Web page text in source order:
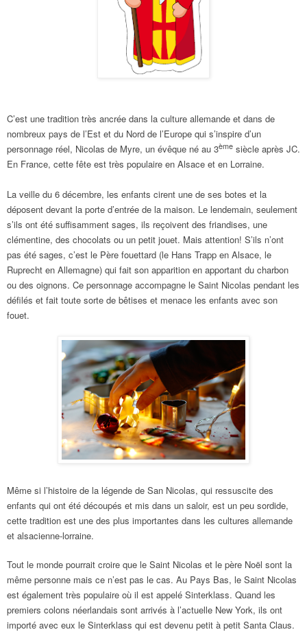
C’est une tradition très ancrée dans la culture allemande et dans de
nombreux pays de l’Est et du Nord de l’Europe qui s’inspire d’un
personnage réel, Nicolas de Myre, un évêque né au 3ème siècle après JC.
En France, cette fête est très populaire en Alsace et en Lorraine.
La veille du 6 décembre, les enfants cirent une de ses botes et la
déposent devant la porte d’entrée de la maison. Le lendemain, seulement
s’ils ont été suffisamment sages, ils reçoivent des friandises, une
clémentine, des chocolats ou un petit jouet. Mais attention! S’ils n’ont
pas été sages, c’est le Père fouettard (le Hans Trapp en Alsace, le
Ruprecht en Allemagne) qui fait son apparition en apportant du charbon
ou des oignons. Ce personnage accompagne le Saint Nicolas pendant les
défilés et fait toute sorte de bêtises et menace les enfants avec son
fouet.
Même si l’histoire de la légende de San Nicolas, qui ressuscite des
enfants qui ont été découpés et mis dans un saloir, est un peu sordide,
cette tradition est une des plus importantes dans les cultures allemande
et alsacienne-lorraine.
Tout le monde pourrait croire que le Saint Nicolas et le père Noël sont la
même personne mais ce n’est pas le cas. Au Pays Bas, le Saint Nicolas
est également très populaire où il est appelé Sinterklass. Quand les
premiers colons néerlandais sont arrivés à l’actuelle New York, ils ont
importé avec eux le Sinterklass qui est devenu petit à petit Santa Claus.